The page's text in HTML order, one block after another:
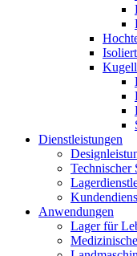
Dienstleistungen
Technischer
Anwendungen
Lager für